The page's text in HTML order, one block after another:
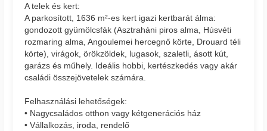
A telek és kert:
A parkosított, 1636 m²-es kert igazi kertbarát álma:
gondozott gyümölcsfák (Asztraháni piros alma, Húsvéti
rozmaring alma, Angoulemei hercegnő körte, Drouard téli
körte), virágok, örökzöldek, lugasok, szaletli, ásott kút,
garázs és műhely. Ideális hobbi, kertészkedés vagy akár
családi összejövetelek számára.
Felhasználási lehetőségek:
• Nagycsaládos otthon vagy kétgenerációs ház
• Vállalkozás, iroda, rendelő